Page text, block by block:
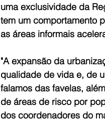
uma exclusividade da
tem um comportamento
as áreas informais
"A expansão da
qualidade de vida e, de
falamos das favelas,
de áreas de risco por
dos coordenadores do